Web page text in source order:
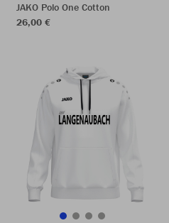
JAKO Polo One Cotton
26,00 €